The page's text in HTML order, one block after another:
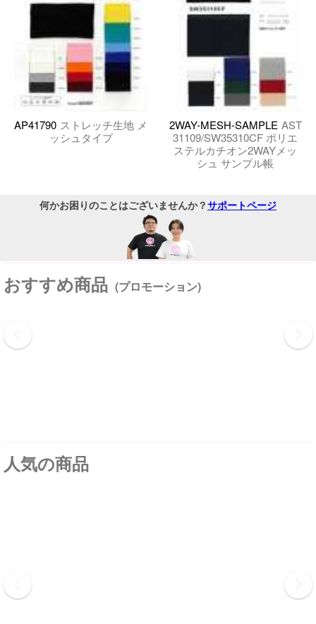
AP41790 ストレッチ生地 メ
ッシュタイプ
2WAY-MESH-SAMPLE AST
31109/SW35310CF ポリエ
ステルカチオン2WAYメッ
シュ サンプル帳
何かお困りのことはございませんか？サポートページ
おすすめ商品 (プロモーション)
人気の商品